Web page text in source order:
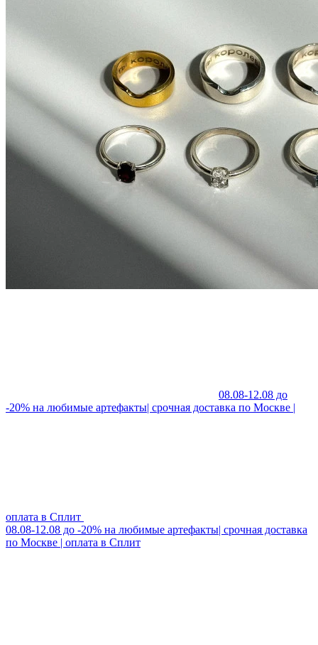
08.08-12.08 до
-20% на любимые артефакты| срочная доставка по Москве |
оплата в Сплит
08.08-12.08 до -20% на любимые артефакты| срочная доставка
по Москве | оплата в Сплит